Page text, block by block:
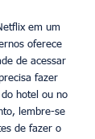
em um
oferece
de acessar
fazer
hotel ou no
lembre-se
de fazer o